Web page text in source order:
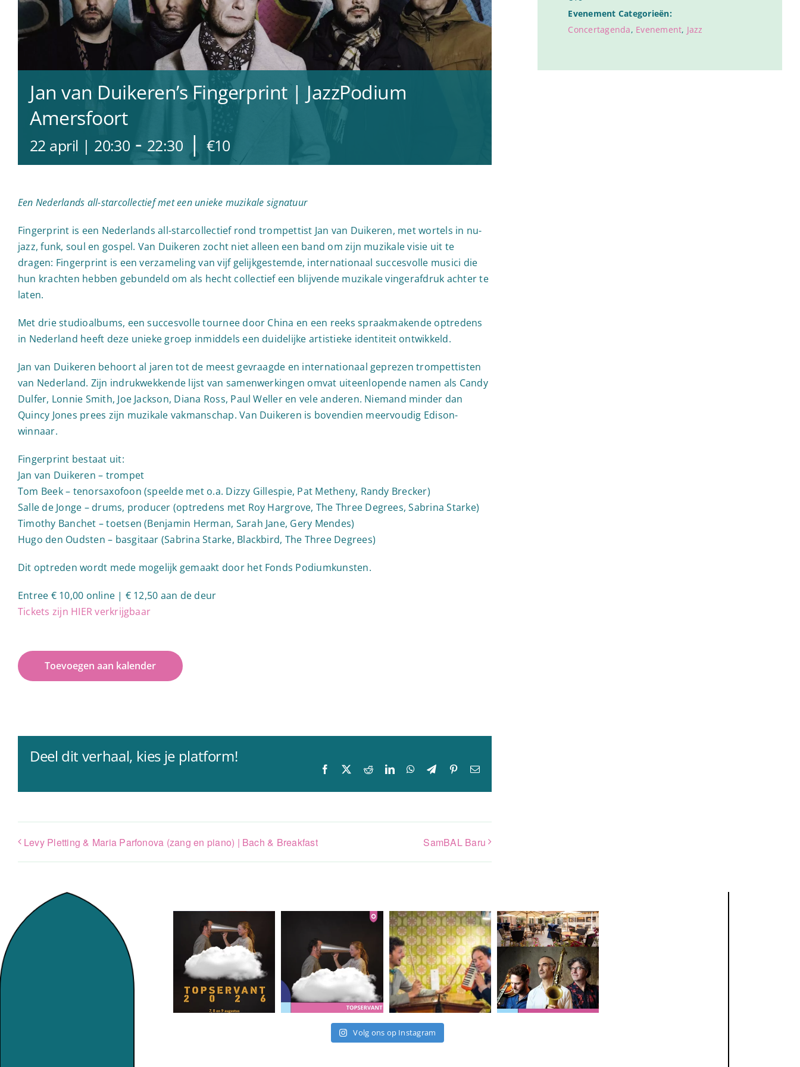
Jan van Duikeren’s Fingerprint | JazzPodium
Amersfoort
22 april | 20:30 - 22:30 | €10
Een Nederlands all-starcollectief met een unieke muzikale signatuur
Fingerprint is een Nederlands all-starcollectief rond trompettist Jan van Duikeren, met wortels in nu-
jazz, funk, soul en gospel. Van Duikeren zocht niet alleen een band om zijn muzikale visie uit te
dragen: Fingerprint is een verzameling van vijf gelijkgestemde, internationaal succesvolle musici die
hun krachten hebben gebundeld om als hecht collectief een blijvende muzikale vingerafdruk achter te
laten.
Met drie studioalbums, een succesvolle tournee door China en een reeks spraakmakende optredens
in Nederland heeft deze unieke groep inmiddels een duidelijke artistieke identiteit ontwikkeld.
Jan van Duikeren behoort al jaren tot de meest gevraagde en internationaal geprezen trompettisten
van Nederland. Zijn indrukwekkende lijst van samenwerkingen omvat uiteenlopende namen als Candy
Dulfer, Lonnie Smith, Joe Jackson, Diana Ross, Paul Weller en vele anderen. Niemand minder dan
Quincy Jones prees zijn muzikale vakmanschap. Van Duikeren is bovendien meervoudig Edison-
winnaar.
Fingerprint bestaat uit:
Jan van Duikeren – trompet
Tom Beek – tenorsaxofoon (speelde met o.a. Dizzy Gillespie, Pat Metheny, Randy Brecker)
Salle de Jonge – drums, producer (optredens met Roy Hargrove, The Three Degrees, Sabrina Starke)
Timothy Banchet – toetsen (Benjamin Herman, Sarah Jane, Gery Mendes)
Hugo den Oudsten – basgitaar (Sabrina Starke, Blackbird, The Three Degrees)
Dit optreden wordt mede mogelijk gemaakt door het Fonds Podiumkunsten.
Entree € 10,00 online | € 12,50 aan de deur
Tickets zijn HIER verkrijgbaar
Toevoegen aan kalender
Deel dit verhaal, kies je platform!
Facebook RedditLinkedInWhatsApp
TelegramPinterest
E-
Levy Pletting & Maria Parfonova (zang en piano) | Bach & Breakfast SamBAL Baru
Evenement Categorieën:
Concertagenda, Evenement, Jazz
Volg ons op Instagram